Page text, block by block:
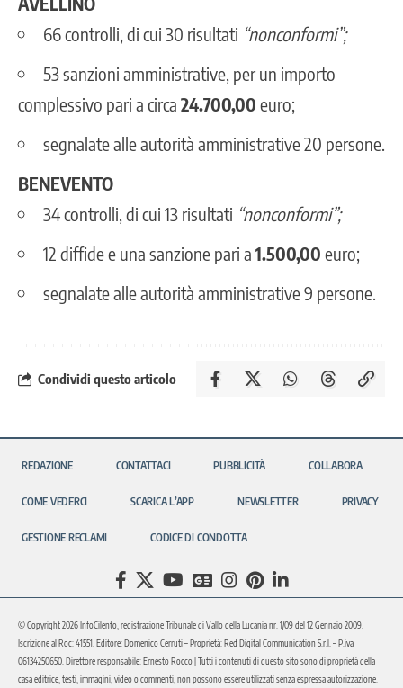
66 controlli, di cui 30 risultati “nonconformi”;
53 sanzioni amministrative, per un importo
complessivo pari a circa 24.700,00 euro;
segnalate alle autorità amministrative 20 persone.
BENEVENTO
34 controlli, di cui 13 risultati “nonconformi”;
12 diffide e una sanzione pari a 1.500,00 euro;
segnalate alle autorità amministrative 9 persone.
Condividi questo articolo
REDAZIONE CONTATTACI PUBBLICITÀ COLLABORA
COME VEDERCI SCARICA L’APP NEWSLETTER PRIVACY
GESTIONE RECLAMI CODICE DI CONDOTTA
© Copyright 2026 InfoCilento, registrazione Tribunale di Vallo della Lucania nr. 1/09 del 12 Gennaio 2009.
Iscrizione al Roc: 41551. Editore: Domenico Cerruti – Proprietà: Red Digital Communication S.r.l. – P.iva
06134250650. Direttore responsabile: Ernesto Rocco | Tutti i contenuti di questo sito sono di proprietà della
casa editrice, testi, immagini, video o commenti, non possono essere utilizzati senza espressa autorizzazione.